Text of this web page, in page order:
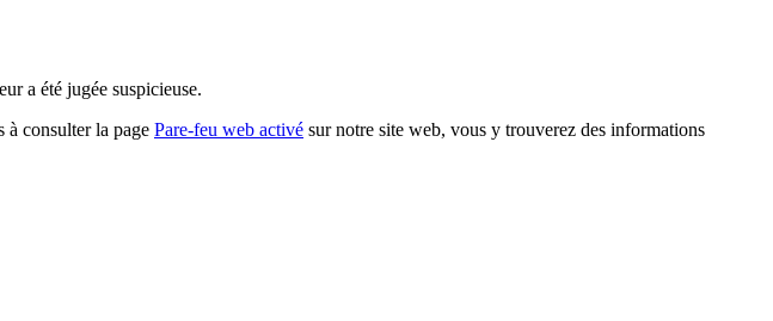
a été jugée suspicieuse.
à consulter la page Pare-feu web activé sur notre site web, vous y trouverez des informations